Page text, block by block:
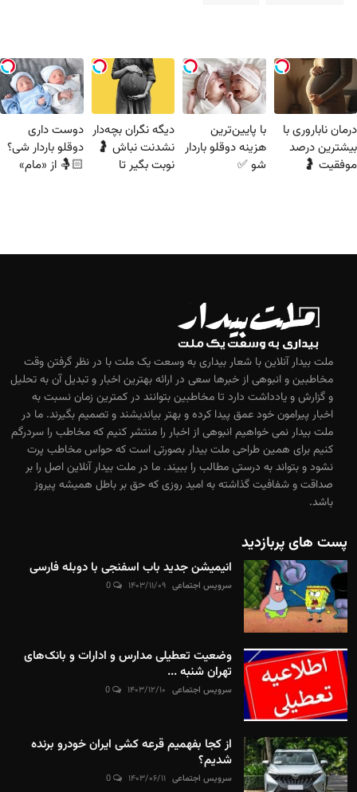
درمان ناباروری با
بیشترین درصد
موفقیت 🤰
با پایین‌ترین
هزینه دوقلو باردار
شو ✅
دیگه نگران بچه‌دار
نشدنت نباش 🤰
نوبت بگیر تا
دوست داری
دوقلو باردار شی؟
🤱🏻 از «مام»
ملت بیدار آنلاین با شعار بیداری به وسعت یک ملت با در نظر گرفتن وقت
مخاطبین و انبوهی از خبرها سعی در ارائه بهترین اخبار و تبدیل آن به تحلیل
و گزارش و یادداشت دارد تا مخاطبین بتوانند در کمترین زمان نسبت به
اخبار پیرامون خود عمق پیدا کرده و بهتر بیاندیشند و تصمیم بگیرند. ما در
ملت بیدار نمی خواهیم انبوهی از اخبار را منتشر کنیم که مخاطب را سردرگم
کنیم برای همین طراحی ملت بیدار بصورتی است که حواس مخاطب پرت
نشود و بتواند به درستی مطالب را ببیند. ما در ملت بیدار آنلاین اصل را بر
صداقت و شفافیت گذاشته به امید روزی که حق بر باطل همیشه پیروز
باشد.
پست های پربازدید
انیمیشن جدید باب اسفنجی با دوبله فارسی
سرویس اجتماعی ۱۴۰۳/۱۱/۰۹
وضعیت تعطیلی مدارس و ادارات و بانک‌های
تهران شنبه ...
سرویس اجتماعی ۱۴۰۳/۱۲/۱۰
از کجا بفهمیم قرعه کشی ایران خودرو برنده
شدیم؟
سرویس اجتماعی ۱۴۰۳/۰۶/۱۱